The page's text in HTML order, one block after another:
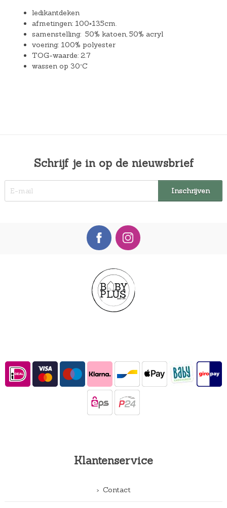
ledikantdeken
afmetingen: 100×135cm.
samenstelling: 50% katoen, 50% acryl
voering: 100% polyester
TOG-waarde: 2.7
wassen op 30°C
Schrijf je in op de nieuwsbrief
Klantenservice
Contact